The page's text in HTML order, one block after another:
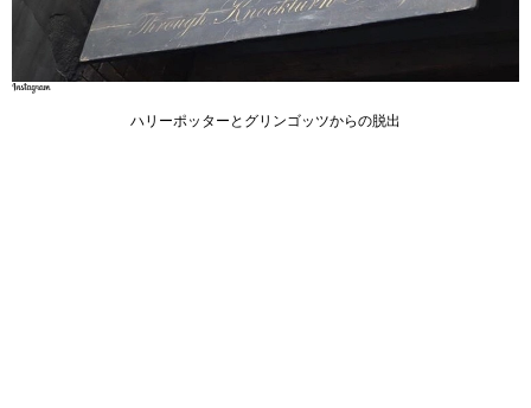
ハリーポッターとグリンゴッツからの脱出